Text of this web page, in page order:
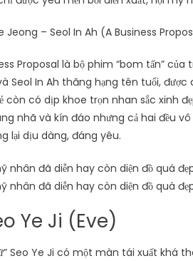
Jeong – Seol In Ah (A Business
Proposal là bộ phim “bom tấn”
Seol In Ah thăng hạng tên tuổi,
còn có dịp khoe trọn nhan sắc xinh
nhã và kín đáo nhưng cả hai đều
lại dịu dàng, đáng yêu.
Ye Ji (Eve)
Seo Ye Ji có một màn tái xuất khá